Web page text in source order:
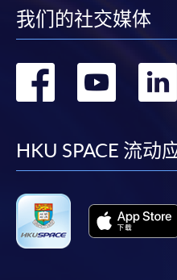
我们的社交媒体
转
转
HKU SPACE 流动